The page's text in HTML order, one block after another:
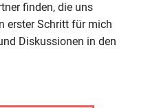
finden, die uns
erster Schritt für mich
Diskussionen in den